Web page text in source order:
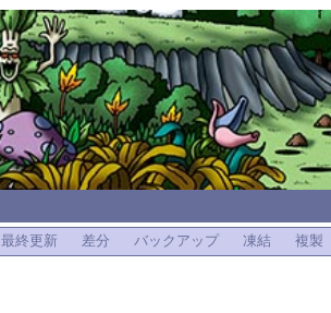
最終更新 差分 バックアップ 凍結 複製